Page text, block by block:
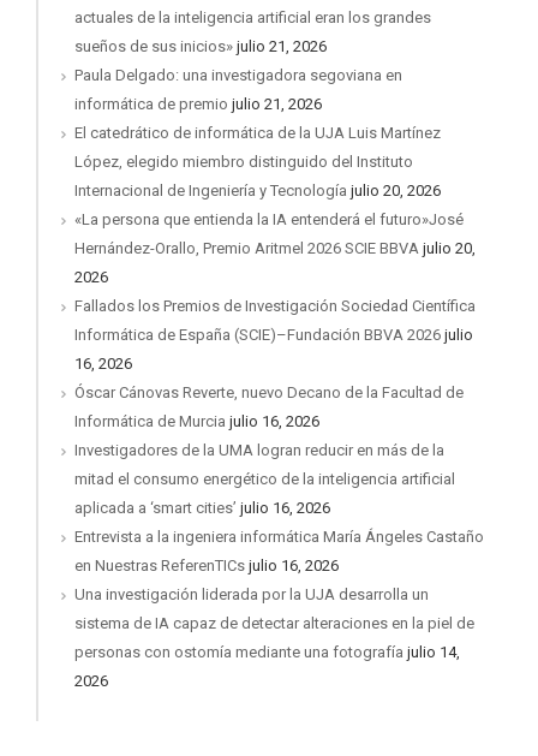
actuales de la inteligencia artificial eran los grandes
sueños de sus inicios» julio 21, 2026
Paula Delgado: una investigadora segoviana en
informática de premio julio 21, 2026
El catedrático de informática de la UJA Luis Martínez
López, elegido miembro distinguido del Instituto
Internacional de Ingeniería y Tecnología julio 20, 2026
«La persona que entienda la IA entenderá el futuro»José
Hernández-Orallo, Premio Aritmel 2026 SCIE BBVA julio 20,
2026
Fallados los Premios de Investigación Sociedad Científica
Informática de España (SCIE)–Fundación BBVA 2026 julio
16, 2026
Óscar Cánovas Reverte, nuevo Decano de la Facultad de
Informática de Murcia julio 16, 2026
Investigadores de la UMA logran reducir en más de la
mitad el consumo energético de la inteligencia artificial
aplicada a ‘smart cities’ julio 16, 2026
Entrevista a la ingeniera informática María Ángeles Castaño
en Nuestras ReferenTICs julio 16, 2026
Una investigación liderada por la UJA desarrolla un
sistema de IA capaz de detectar alteraciones en la piel de
personas con ostomía mediante una fotografía julio 14,
2026